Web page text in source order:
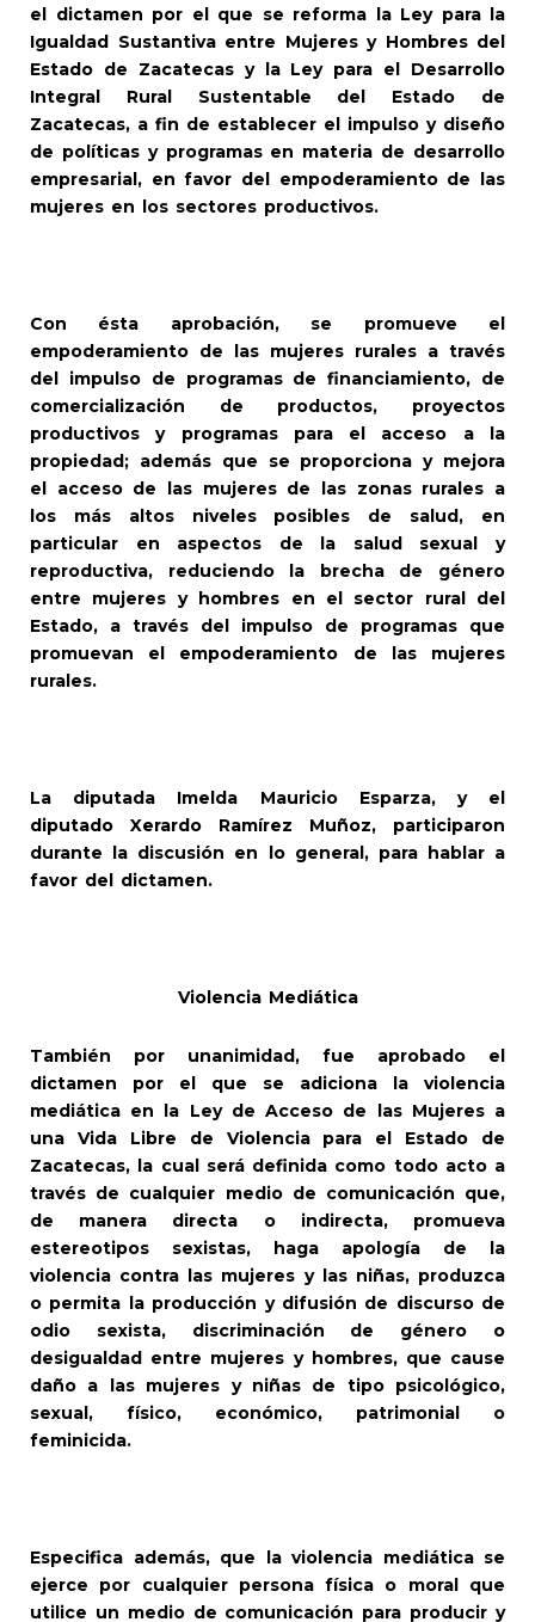
el dictamen por el que se reforma la Ley para la
Igualdad Sustantiva entre Mujeres y Hombres del
Estado de Zacatecas y la Ley para el Desarrollo
Integral Rural Sustentable del Estado de
Zacatecas, a fin de establecer el impulso y diseño
de políticas y programas en materia de desarrollo
empresarial, en favor del empoderamiento de las
mujeres en los sectores productivos.
Con ésta aprobación, se promueve el
empoderamiento de las mujeres rurales a través
del impulso de programas de financiamiento, de
comercialización de productos, proyectos
productivos y programas para el acceso a la
propiedad; además que se proporciona y mejora
el acceso de las mujeres de las zonas rurales a
los más altos niveles posibles de salud, en
particular en aspectos de la salud sexual y
reproductiva, reduciendo la brecha de género
entre mujeres y hombres en el sector rural del
Estado, a través del impulso de programas que
promuevan el empoderamiento de las mujeres
rurales.
La diputada Imelda Mauricio Esparza, y el
diputado Xerardo Ramírez Muñoz, participaron
durante la discusión en lo general, para hablar a
favor del dictamen.
Violencia Mediática
También por unanimidad, fue aprobado el
dictamen por el que se adiciona la violencia
mediática en la Ley de Acceso de las Mujeres a
una Vida Libre de Violencia para el Estado de
Zacatecas, la cual será definida como todo acto a
través de cualquier medio de comunicación que,
de manera directa o indirecta, promueva
estereotipos sexistas, haga apología de la
violencia contra las mujeres y las niñas, produzca
o permita la producción y difusión de discurso de
odio sexista, discriminación de género o
desigualdad entre mujeres y hombres, que cause
daño a las mujeres y niñas de tipo psicológico,
sexual, físico, económico, patrimonial o
feminicida.
Especifica además, que la violencia mediática se
ejerce por cualquier persona física o moral que
utilice un medio de comunicación para producir y